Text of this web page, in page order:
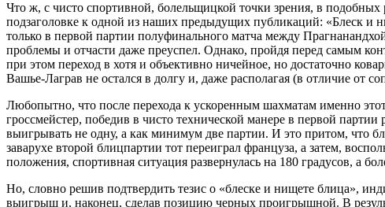
Что ж, с чисто спортивной, болельщицкой точки зрения, в
подзаголовке к одной из наших предыдущих публикаций: «Блеск и
только в первой партии полуфинального матча между
проблемы и отчасти даже преуспел. Однако, пройдя перед самым
при этом переход в хотя и объективно ничейное, но достаточно
Вашье-Лаграв не остался в долгу и, даже располагая (в отличие от
Любопытно, что после перехода к ускоренным шахматам именно
гроссмейстер, победив в чисто технической манере в первой
выигрывать не одну, а как минимум две партии. И это притом, что
заварухе второй блицпартии тот переиграл француза, а затем,
положения, спортивная ситуация развернулась на 180 градусов, а
Но, словно решив подтвердить тезис о «блеске и нищете блица»,
выигрыш и, наконец, сделав позицию черных проигрышной. В